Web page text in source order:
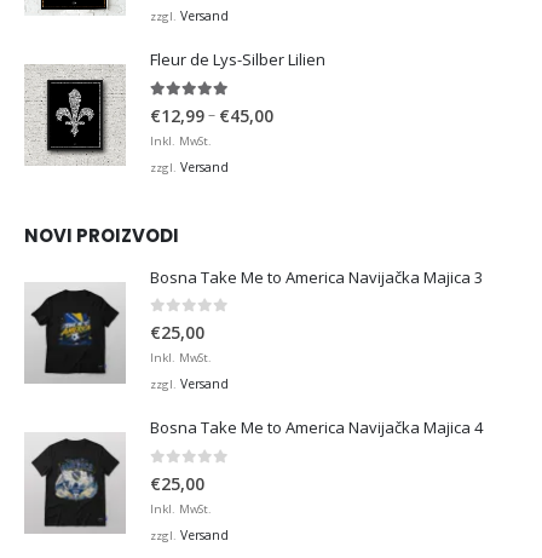
zzgl. Versand
Fleur de Lys-Silber Lilien
€12,99– €45,00Preisspanne:
Inkl. MwSt.
zzgl. Versand
NOVI PROIZVODI
Bosna Take Me to America Navijačka Majica 3
0 von 5
€25,00
Inkl. MwSt.
zzgl. Versand
Bosna Take Me to America Navijačka Majica 4
€25,00
Inkl. MwSt.
zzgl. Versand